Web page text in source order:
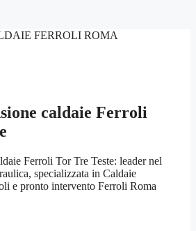
FERROLI ROMA
caldaie Ferroli
Ferroli Tor Tre Teste: leader nel
specializzata in Caldaie
e pronto intervento Ferroli Roma